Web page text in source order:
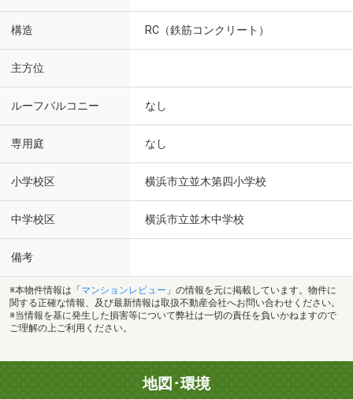
構造 RC（鉄筋コンクリート）
主方位
ルーフバルコニー なし
専用庭 なし
小学校区 横浜市立並木第四小学校
中学校区 横浜市立並木中学校
備考
※本物件情報は「 マンションレビュー 」の情報を元に掲載しています。物件に
関する正確な情報、及び最新情報は取扱不動産会社へお問い合わせください。
※当情報を基に発生した損害等について弊社は一切の責任を負いかねますので
ご理解の上ご利用ください。
地図･環境